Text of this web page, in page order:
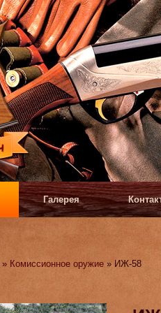
Галерея
» Комиссионное оружие » ИЖ-58